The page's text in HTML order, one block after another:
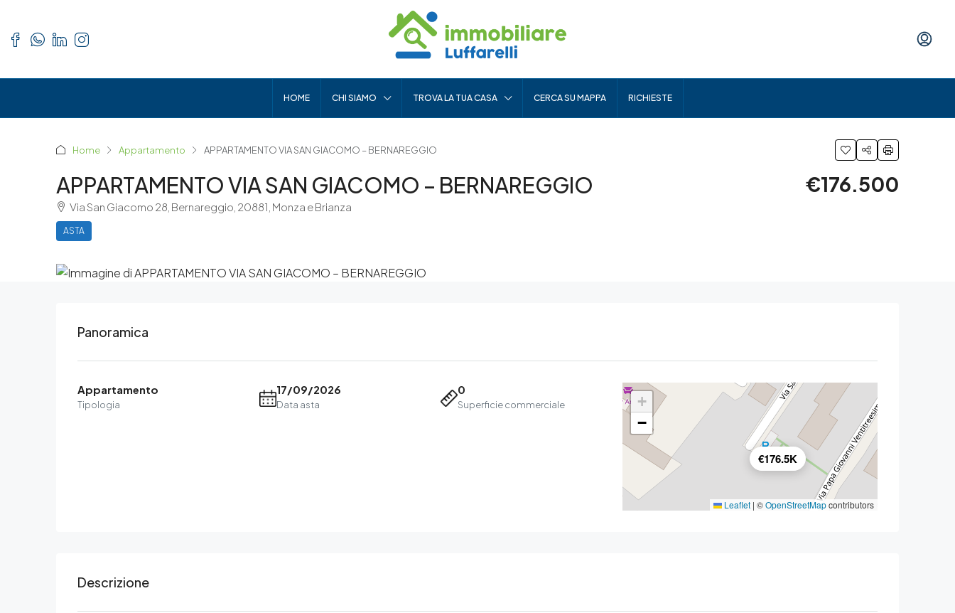
HOME CHI SIAMO TROVA LA TUA CASA CERCA SU MAPPA RICHIESTE
Home Appartamento APPARTAMENTO VIA SAN GIACOMO – BERNAREGGIO
APPARTAMENTO VIA SAN GIACOMO – BERNAREGGIO
Via San Giacomo 28, Bernareggio, 20881, Monza e Brianza
ASTA
€176.500
Panoramica
Appartamento
Tipologia
17/09/2026
Data asta
0
Superficie commerciale
€176.5K
+
−
Leaflet | ©OpenStreetMapcontributors
Descrizione